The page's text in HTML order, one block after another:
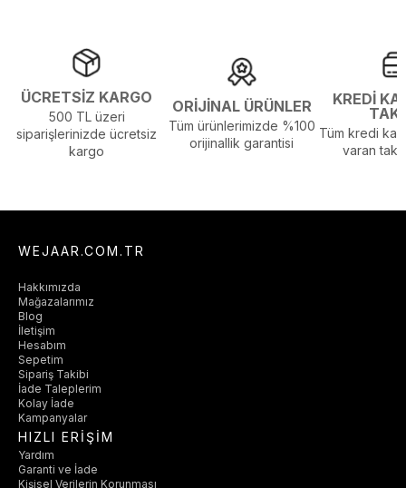
ÜCRETSİZ KARGO
500 TL üzeri
siparişlerinizde ücretsiz
kargo
ORİJİNAL ÜRÜNLER
Tüm ürünlerimizde %100
orijinallik garantisi
KREDİ
Tüm kredi
varan
WEJAAR.COM.TR
Hakkımızda
Mağazalarımız
Blog
İletişim
Hesabım
Sepetim
Sipariş Takibi
İade Taleplerim
Kolay İade
Kampanyalar
HIZLI ERİŞİM
Yardım
Garanti ve İade
Kişisel Verilerin Korunması